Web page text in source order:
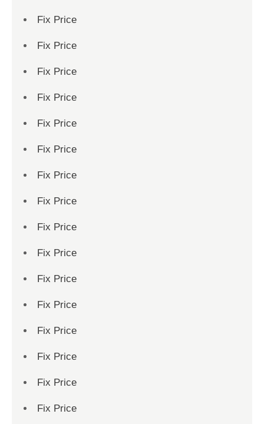
Fix Price
Fix Price
Fix Price
Fix Price
Fix Price
Fix Price
Fix Price
Fix Price
Fix Price
Fix Price
Fix Price
Fix Price
Fix Price
Fix Price
Fix Price
Fix Price